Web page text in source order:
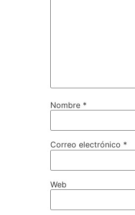
Nombre *
Correo electrónico *
Web